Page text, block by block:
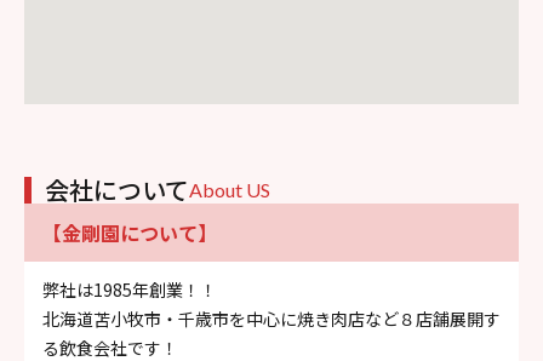
会社についてAbout US
【金剛園について】
弊社は1985年創業！！
北海道苫小牧市・千歳市を中心に焼き肉店など８店舗展開す
る飲食会社です！